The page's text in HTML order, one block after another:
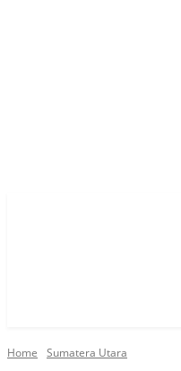
Home Sumatera Utara